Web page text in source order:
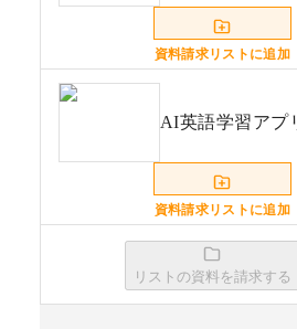
資料請求リストに追加
AI英語学習アプ
資料請求リストに追加
StudyIn
リストの資料を請求する